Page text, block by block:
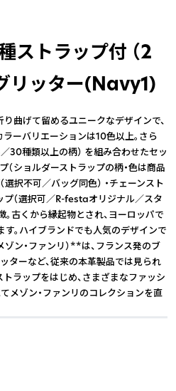
ストラップ付 （2
リッター(Navy1)
り曲げて留めるユニークなデザインで、
ーバリエーションは10色以上。さら
30種類以上の柄） を組み合わせたセッ
ショルダーストラップの柄・色は商品
択不可／バッグ同色） ・チェーンスト
プ（選択可／R-festaオリジナル／スタ
古くから縁起物とされ、ヨーロッパで
。ハイブランドでも人気のデザインで
・ファンリ）**は、フランス発のブ
ターなど、従来の本革製品では見られ
ラップをはじめ、さまざまなファッシ
メゾン・ファンリのコレクションを直